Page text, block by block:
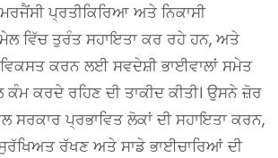
ਪ੍ਰਤੀਕਿਰਿਆ ਅਤੇ ਨਿਕਾਸੀ
ਵਿੱਚ ਤੁਰੰਤ ਸਹਾਇਤਾ ਕਰ ਰਹੇ ਹਨ, ਅਤੇ
ਕਰਨ ਲਈ ਸਵਦੇਸ਼ੀ ਭਾਈਵਾਲਾਂ ਸਮੇਤ
ਕੰਮ ਕਰਦੇ ਰਹਿਣ ਦੀ ਤਾਕੀਦ ਕੀਤੀ। ਉਸਨੇ ਜ਼ੋਰ
ਸਰਕਾਰ ਪ੍ਰਭਾਵਿਤ ਲੋਕਾਂ ਦੀ ਸਹਾਇਤਾ ਕਰਨ,
ਰੱਖਣ ਅਤੇ ਸਾਡੇ ਭਾਈਚਾਰਿਆਂ ਦੀ